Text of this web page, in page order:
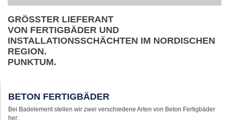
GRÖSSTER LIEFERANT
VON FERTIGBÄDER UND
INSTALLATIONSSCHÄCHTEN IM NORDISCHEN
REGION.
PUNKTUM.
BETON FERTIGBÄDER
Bei Badelement stellen wir zwei verschiedene Arten von Beton Fertigbäder
her: